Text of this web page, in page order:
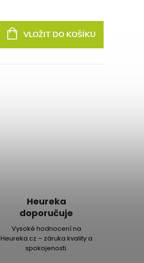
VLOŽIT DO KOŠÍKU
Heureka
doporučuje
Vysoké hodnocení na
Heureka.cz – záruka kvality a
spokojenosti.